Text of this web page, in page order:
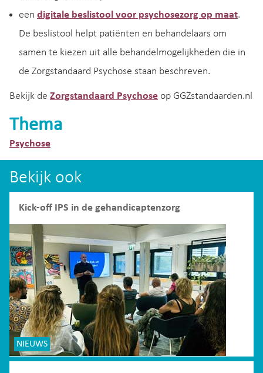
een digitale beslistool voor psychosezorg op maat.
De beslistool helpt patiënten en behandelaars om
samen te kiezen uit alle behandelmogelijkheden die in
de Zorgstandaard Psychose staan beschreven.
Bekijk de Zorgstandaard Psychose op GGZstandaarden.nl
Thema
Psychose
Bekijk ook
Kick-off IPS in de gehandicaptenzorg
NIEUWS